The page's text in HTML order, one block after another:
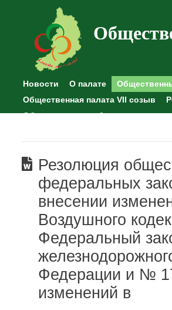
Новости О палате
Общественная палата VII созыв
Общественные наблюдения
Резолюция
федеральных
внесении
Воздушного
Федеральный
Федерации и №
изменений в